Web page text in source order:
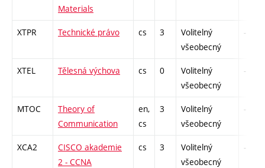
Materials
XTPR Technické právo cs 3
Volitelný
všeobecný
-
XTEL Tělesná výchova cs 0
Volitelný
všeobecný
-
MTOC
Theory of
Communication
en,
cs
3
Volitelný
všeobecný
-
XCA2
CISCO akademie
2 - CCNA
cs 3
Volitelný
všeobecný
-